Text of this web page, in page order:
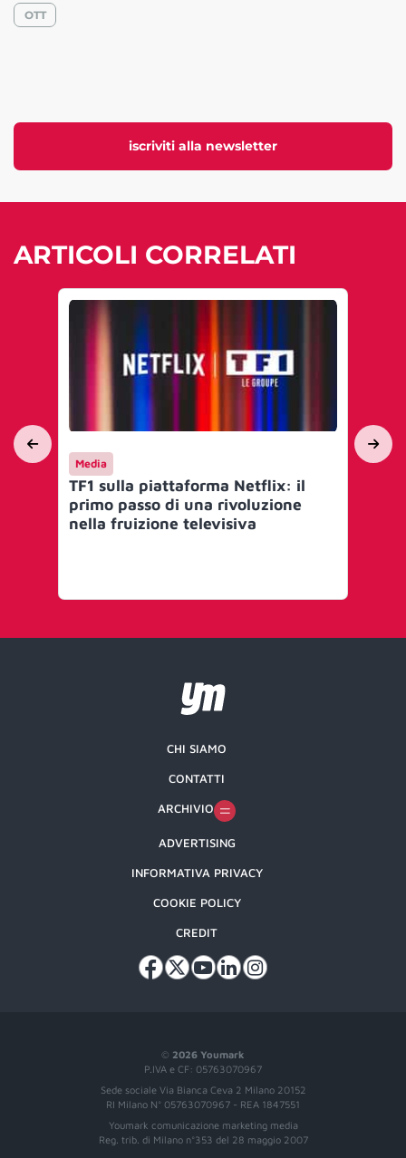
iscriviti alla newsletter
OTT
ARTICOLI CORRELATI
Media
TF1 sulla piattaforma Netflix: il
primo passo di una rivoluzione
nella fruizione televisiva
© 2026 Youmark
P.IVA e CF: 05763070967
Sede sociale Via Bianca Ceva 2 Milano 20152
RI Milano N° 05763070967 - REA 1847551
Youmark comunicazione marketing media
Reg. trib. di Milano n°353 del 28 maggio 2007
CHI SIAMO
CONTATTI
ARCHIVIO
ADVERTISING
INFORMATIVA PRIVACY
COOKIE POLICY
CREDIT